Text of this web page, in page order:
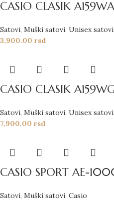
CASIO CLASIK
Satovi, Muški satovi, Unisex satovi
3,900.00 rsd
CASIO CLASIK
Satovi, Muški satovi, Unisex satovi
7,900.00 rsd
CASIO SPORT AE-
Satovi, Muški satovi, Casio